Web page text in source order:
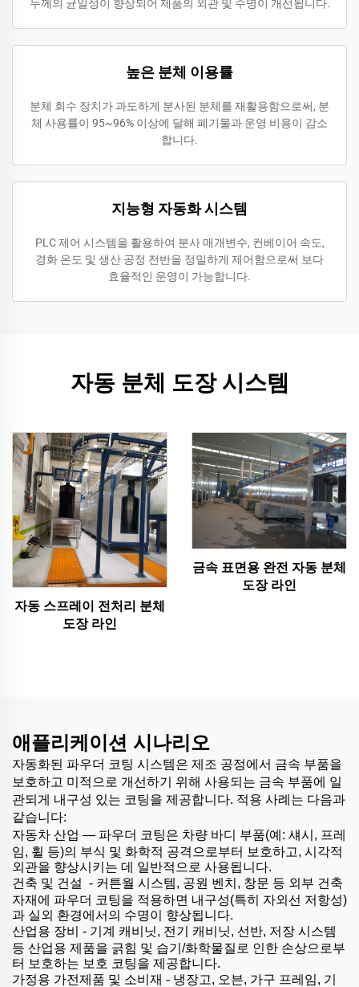
두께의 균일성이 향상되어 제품의 외관 및 수명이 개선됩니다.
높은 분체 이용률
분체 회수 장치가 과도하게 분사된 분체를 재활용함으로써, 분
체 사용률이 95~96% 이상에 달해 폐기물과 운영 비용이 감소
합니다.
지능형 자동화 시스템
PLC 제어 시스템을 활용하여 분사 매개변수, 컨베이어 속도,
경화 온도 및 생산 공정 전반을 정밀하게 제어함으로써 보다
효율적인 운영이 가능합니다.
자동 분체 도장 시스템
자동 스프레이 전처리 분체
도장 라인
금속 표면용 완전 자동 분체
도장 라인
애플리케이션 시나리오
자동화된 파우더 코팅 시스템은 제조 공정에서 금속 부품을
보호하고 미적으로 개선하기 위해 사용되는 금속 부품에 일
관되게 내구성 있는 코팅을 제공합니다. 적용 사례는 다음과
같습니다:
자동차 산업 — 파우더 코팅은 차량 바디 부품(예: 섀시, 프레
임, 휠 등)의 부식 및 화학적 공격으로부터 보호하고, 시각적
외관을 향상시키는 데 일반적으로 사용됩니다.
건축 및 건설 - 커튼월 시스템, 공원 벤치, 창문 등 외부 건축
자재에 파우더 코팅을 적용하면 내구성(특히 자외선 저항성)
과 실외 환경에서의 수명이 향상됩니다.
산업용 장비 - 기계 캐비닛, 전기 캐비닛, 선반, 저장 시스템
등 산업용 제품을 긁힘 및 습기/화학물질로 인한 손상으로부
터 보호하는 보호 코팅을 제공합니다.
가정용 가전제품 및 소비재 - 냉장고, 오븐, 가구 프레임, 기